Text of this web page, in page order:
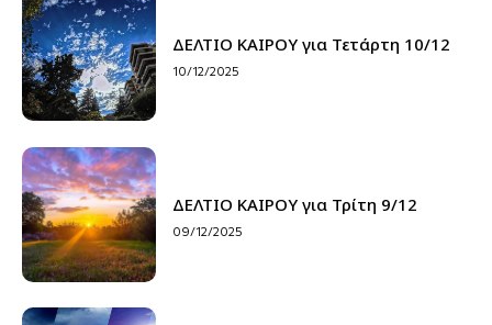
ΔΕΛΤΙΟ ΚΑΙΡΟΥ για Τετάρτη 10/12
10/12/2025
ΔΕΛΤΙΟ ΚΑΙΡΟΥ για Τρίτη 9/12
09/12/2025